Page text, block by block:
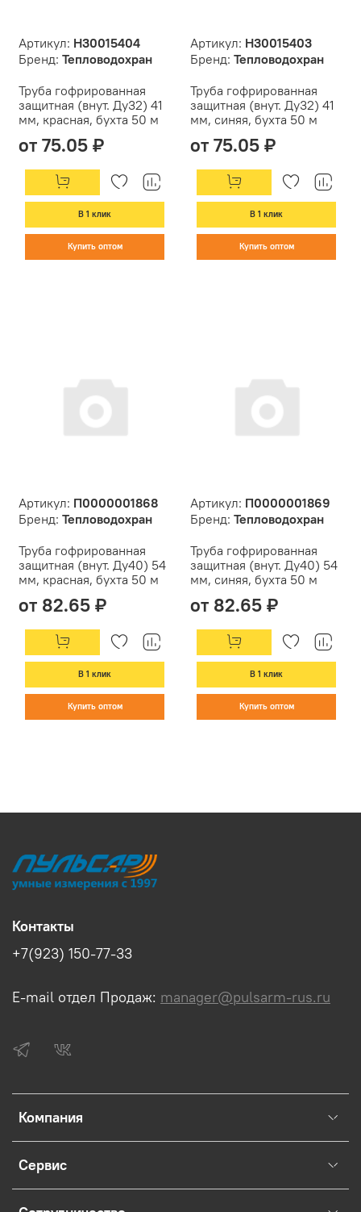
Артикул: Н30015404
Бренд: Тепловодохран
Труба гофрированная
защитная (внут. Ду32) 41
мм, красная, бухта 50 м
от 75.05 ₽
В 1 клик
Купить оптом
Артикул: Н30015403
Бренд: Тепловодохран
Труба гофрированная
защитная (внут. Ду32) 41
мм, синяя, бухта 50 м
от 75.05 ₽
В 1 клик
Купить оптом
Артикул: П0000001868
Бренд: Тепловодохран
Труба гофрированная
защитная (внут. Ду40) 54
мм, красная, бухта 50 м
от 82.65 ₽
В 1 клик
Купить оптом
Артикул: П0000001869
Бренд: Тепловодохран
Труба гофрированная
защитная (внут. Ду40) 54
мм, синяя, бухта 50 м
от 82.65 ₽
В 1 клик
Купить оптом
Компания
Сервис
Контакты
+7(923) 150-77-33
E-mail отдел Продаж: manager@pulsarm-rus.ru